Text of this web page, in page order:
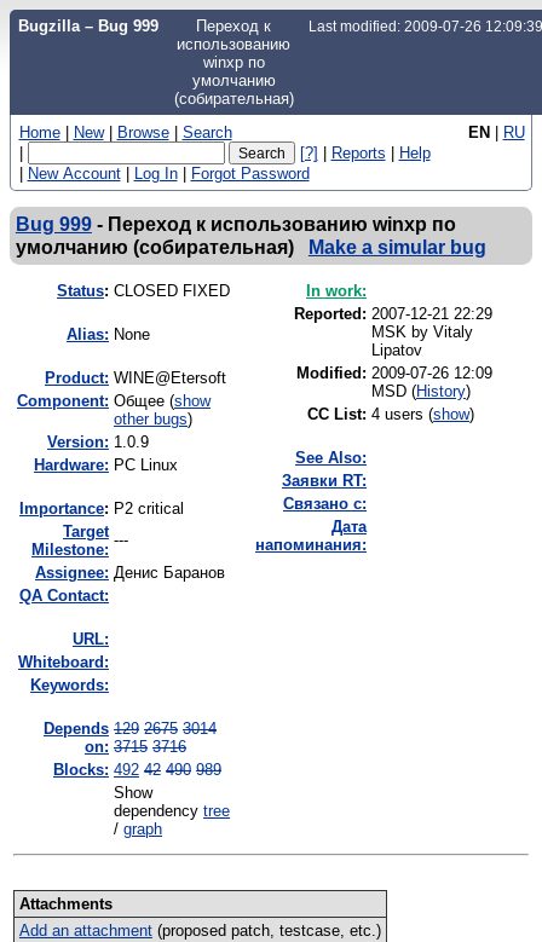
Bugzilla – Bug 999
Переход к
использованию
winxp по
умолчанию
(собирательная)
Last modified: 2009-07-26
EN | RU
Home | New | Browse | Search
|
[?] | Reports | Help
| New Account | Log In | Forgot Password
Bug 999 - Переход к использованию winxp по
умолчанию (собирательная)
Make a simular bug
Status: CLOSED FIXED
Alias: None
Product: WINE@Etersoft
Component: Общее (show
other bugs)
Version: 1.0.9
Hardware: PC Linux
mportance: P2 critical
Target
Milestone:
---
Assignee: Денис Баранов
QA Contact:
URL:
Whiteboard:
Keywords:
Depends
on:
129 2675 3014
3715 3716
Blocks: 492 42 490 989
Show
dependency tree
/ graph
In work:
Reported: 2007-12-21 22:29
MSK by Vitaly
Lipatov
Modified: 2009-07-26 12:09
MSD (History)
CC List: 4 users (show)
See Also:
Заявки RT:
Связано с:
Дата
напоминания:
Attachments
Add an attachment(proposed patch, testcase, etc.)